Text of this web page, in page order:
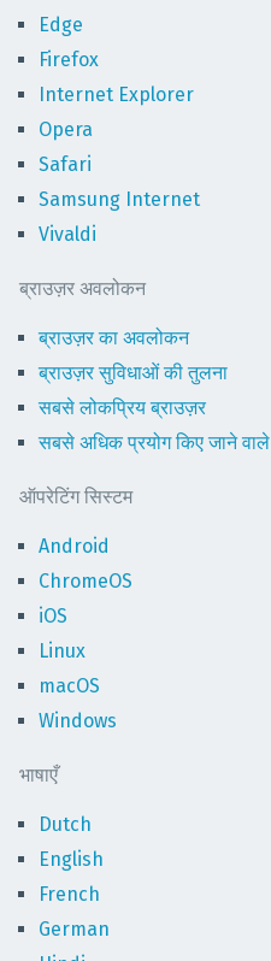
Edge
Firefox
Internet Explorer
Opera
Safari
Samsung Internet
Vivaldi
ब्राउज़र अवलोकन
ब्राउज़र का अवलोकन
ब्राउज़र सुविधाओं की तुलना
सबसे लोकप्रिय ब्राउज़र
सबसे अधिक प्रयोग किए जाने वाले
ऑपरेटिंग सिस्टम
Android
ChromeOS
iOS
Linux
macOS
Windows
भाषाएँ
Dutch
English
French
German